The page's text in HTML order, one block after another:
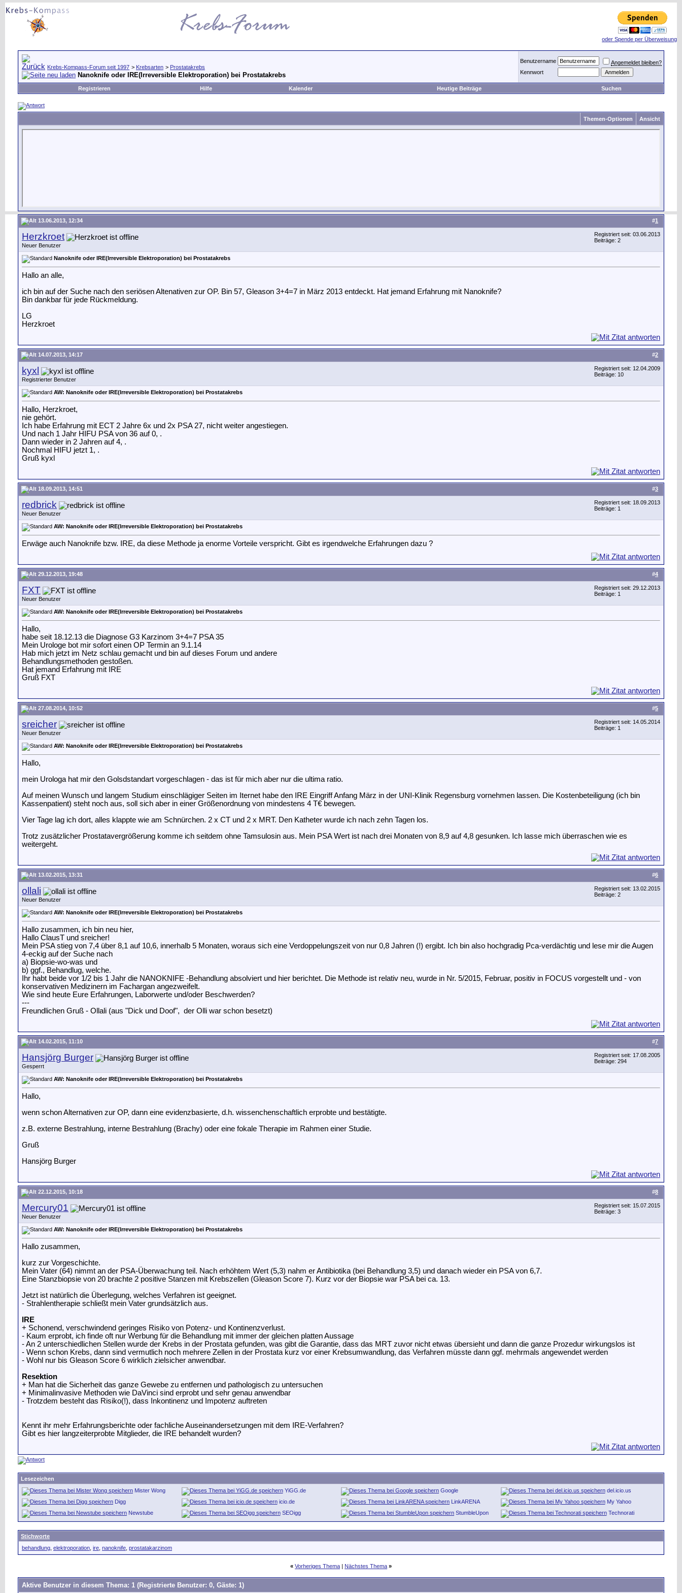
oder Spende per Überweisung
Krebs-Kompass-Forum seit 1997 > Krebsarten > Prostatakrebs
Nanoknife oder IRE(Irreversible Elektroporation) bei Prostatakrebs
Benutzername
Angemeldet bleiben?
Kennwort
Registrieren Hilfe Kalender Heutige Beiträge Suchen
Themen-Optionen Ansicht
#1
13.06.2013, 12:34
Herzkroet
Neuer Benutzer
Registriert seit: 03.06.2013
Beiträge: 2
Nanoknife oder IRE(Irreversible Elektroporation) bei Prostatakrebs
Hallo an alle,
ich bin auf der Suche nach den seriösen Altenativen zur OP. Bin 57, Gleason 3+4=7 in März 2013 entdeckt. Hat jemand Erfahrung mit Nanoknife?
Bin dankbar für jede Rückmeldung.
LG
Herzkroet
#2
14.07.2013, 14:17
kyxl
Registrierter Benutzer
Registriert seit: 12.04.2009
Beiträge: 10
AW: Nanoknife oder IRE(Irreversible Elektroporation) bei Prostatakrebs
Hallo, Herzkroet,
nie gehört.
Ich habe Erfahrung mit ECT 2 Jahre 6x und 2x PSA 27, nicht weiter angestiegen.
Und nach 1 Jahr HIFU PSA von 36 auf 0, .
Dann wieder in 2 Jahren auf 4, .
Nochmal HIFU jetzt 1, .
Gruß kyxl
#3
18.09.2013, 14:51
redbrick
Neuer Benutzer
Registriert seit: 18.09.2013
Beiträge: 1
AW: Nanoknife oder IRE(Irreversible Elektroporation) bei Prostatakrebs
Erwäge auch Nanoknife bzw. IRE, da diese Methode ja enorme Vorteile verspricht. Gibt es irgendwelche Erfahrungen dazu ?
#4
29.12.2013, 19:48
FXT
Neuer Benutzer
Registriert seit: 29.12.2013
Beiträge: 1
AW: Nanoknife oder IRE(Irreversible Elektroporation) bei Prostatakrebs
Hallo,
habe seit 18.12.13 die Diagnose G3 Karzinom 3+4=7 PSA 35
Mein Urologe bot mir sofort einen OP Termin an 9.1.14
Hab mich jetzt im Netz schlau gemacht und bin auf dieses Forum und andere
Behandlungsmethoden gestoßen.
Hat jemand Erfahrung mit IRE
Gruß FXT
#5
27.08.2014, 10:52
sreicher
Neuer Benutzer
Registriert seit: 14.05.2014
Beiträge: 1
AW: Nanoknife oder IRE(Irreversible Elektroporation) bei Prostatakrebs
Hallo,
mein Urologa hat mir den Golsdstandart vorgeschlagen - das ist für mich aber nur die ultima ratio.
Auf meinen Wunsch und langem Studium einschlägiger Seiten im Iternet habe den IRE Eingriff Anfang März in der UNI-Klinik Regensburg vornehmen lassen. Die Kostenbeteiligung (ich bin
Kassenpatient) steht noch aus, soll sich aber in einer Größenordnung von mindestens 4 T€ bewegen.
Vier Tage lag ich dort, alles klappte wie am Schnürchen. 2 x CT und 2 x MRT. Den Katheter wurde ich nach zehn Tagen los.
Trotz zusätzlicher Prostatavergrößerung komme ich seitdem ohne Tamsulosin aus. Mein PSA Wert ist nach drei Monaten von 8,9 auf 4,8 gesunken. Ich lasse mich überraschen wie es
weitergeht.
#6
13.02.2015, 13:31
ollali
Neuer Benutzer
Registriert seit: 13.02.2015
Beiträge: 2
AW: Nanoknife oder IRE(Irreversible Elektroporation) bei Prostatakrebs
Hallo zusammen, ich bin neu hier,
Hallo ClausT und sreicher!
Mein PSA stieg von 7,4 über 8,1 auf 10,6, innerhalb 5 Monaten, woraus sich eine Verdoppelungszeit von nur 0,8 Jahren (!) ergibt. Ich bin also hochgradig Pca-verdächtig und lese mir die Augen
4-eckig auf der Suche nach
a) Biopsie-wo-was und
b) ggf., Behandlug, welche.
Ihr habt beide vor 1/2 bis 1 Jahr die NANOKNIFE -Behandlung absolviert und hier berichtet. Die Methode ist relativ neu, wurde in Nr. 5/2015, Februar, positiv in FOCUS vorgestellt und - von
konservativen Medizinern im Fachargan angezweifelt.
Wie sind heute Eure Erfahrungen, Laborwerte und/oder Beschwerden?
---
Freundlichen Gruß - Ollali (aus "Dick und Doof", der Olli war schon besetzt)
#7
14.02.2015, 11:10
Hansjörg Burger
Gesperrt
Registriert seit: 17.08.2005
Beiträge: 294
AW: Nanoknife oder IRE(Irreversible Elektroporation) bei Prostatakrebs
Hallo,
wenn schon Alternativen zur OP, dann eine evidenzbasierte, d.h. wissenchenschaftlich erprobte und bestätigte.
z.B. externe Bestrahlung, interne Bestrahlung (Brachy) oder eine fokale Therapie im Rahmen einer Studie.
Gruß
Hansjörg Burger
#8
22.12.2015, 10:18
Mercury01
Neuer Benutzer
Registriert seit: 15.07.2015
Beiträge: 3
AW: Nanoknife oder IRE(Irreversible Elektroporation) bei Prostatakrebs
Hallo zusammen,
kurz zur Vorgeschichte.
Mein Vater (64) nimmt an der PSA-Überwachung teil. Nach erhöhtem Wert (5,3) nahm er Antibiotika (bei Behandlung 3,5) und danach wieder ein PSA von 6,7.
Eine Stanzbiopsie von 20 brachte 2 positive Stanzen mit Krebszellen (Gleason Score 7). Kurz vor der Biopsie war PSA bei ca. 13.
Jetzt ist natürlich die Überlegung, welches Verfahren ist geeignet.
- Strahlentherapie schließt mein Vater grundsätzlich aus.
IRE
+ Schonend, verschwindend geringes Risiko von Potenz- und Kontinenzverlust.
- Kaum erprobt, ich finde oft nur Werbung für die Behandlung mit immer der gleichen platten Aussage
- An 2 unterschiedlichen Stellen wurde der Krebs in der Prostata gefunden, was gibt die Garantie, dass das MRT zuvor nicht etwas übersieht und dann die ganze Prozedur wirkungslos ist
- Wenn schon Krebs, dann sind vermutlich noch mehrere Zellen in der Prostata kurz vor einer Krebsumwandlung, das Verfahren müsste dann ggf. mehrmals angewendet werden
- Wohl nur bis Gleason Score 6 wirklich zielsicher anwendbar.
Resektion
+ Man hat die Sicherheit das ganze Gewebe zu entfernen und pathologisch zu untersuchen
+ Minimalinvasive Methoden wie DaVinci sind erprobt und sehr genau anwendbar
- Trotzdem besteht das Risiko(!), dass Inkontinenz und Impotenz auftreten
Kennt ihr mehr Erfahrungsberichte oder fachliche Auseinandersetzungen mit dem IRE-Verfahren?
Gibt es hier langzeiterprobte Mitglieder, die IRE behandelt wurden?
Lesezeichen
Mister Wong
YiGG.de Google
del.icio.us
Digg
icio.de LinkARENA
My Yahoo
Newstube
SEOigg StumbleUpon Technorati
Stichworte
behandlung elektroporation ire nanoknife prostatakarzinom
« Vorheriges Thema | Nächstes Thema »
Aktive Benutzer in diesem Thema: 1 (Registrierte Benutzer: 0, Gäste: 1)